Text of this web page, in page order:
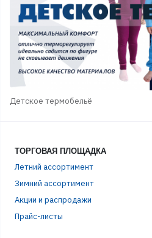
Детское термобельё
ТОРГОВАЯ ПЛОЩАДКА
Летний ассортимент
Зимний ассортимент
Акции и распродажи
Прайс-листы